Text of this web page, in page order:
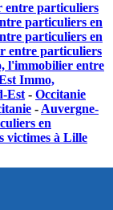
entre particuliers
particuliers en
particuliers en
entre particuliers
l'immobilier entre
Immo,
Est - Occitanie
- Auvergne-
en
victimes à Lille